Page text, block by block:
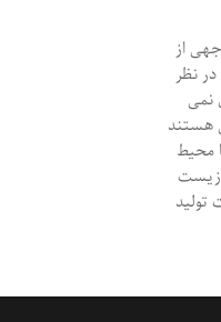
قابل توجهی از
نظر
نمی
هستند
محیط
زیست
تولید